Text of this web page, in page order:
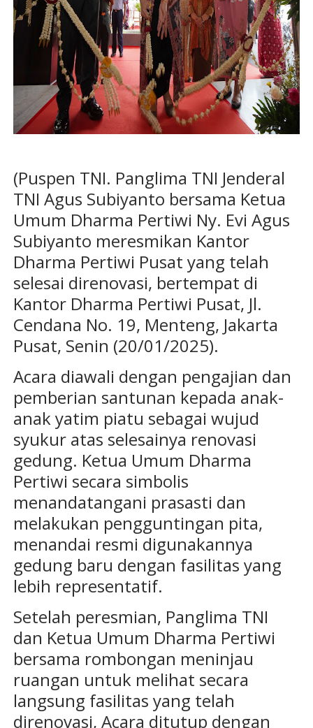
(Puspen TNI. Panglima TNI Jenderal
TNI Agus Subiyanto bersama Ketua
Umum Dharma Pertiwi Ny. Evi Agus
Subiyanto meresmikan Kantor
Dharma Pertiwi Pusat yang telah
selesai direnovasi, bertempat di
Kantor Dharma Pertiwi Pusat, Jl.
Cendana No. 19, Menteng, Jakarta
Pusat, Senin (20/01/2025).
Acara diawali dengan pengajian dan
pemberian santunan kepada anak-
anak yatim piatu sebagai wujud
syukur atas selesainya renovasi
gedung. Ketua Umum Dharma
Pertiwi secara simbolis
menandatangani prasasti dan
melakukan pengguntingan pita,
menandai resmi digunakannya
gedung baru dengan fasilitas yang
lebih representatif.
Setelah peresmian, Panglima TNI
dan Ketua Umum Dharma Pertiwi
bersama rombongan meninjau
ruangan untuk melihat secara
langsung fasilitas yang telah
direnovasi, Acara ditutup dengan